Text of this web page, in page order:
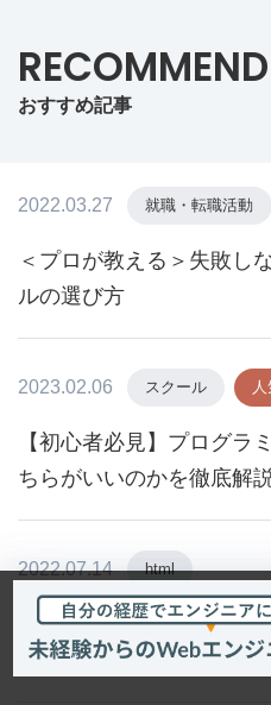
RECOMMEND
おすすめ記事
2022.03.27 就職・転職活動
＜プロが教える＞失敗し
ルの選び方
2023.02.06 スクール
【初心者必見】プログラ
ちらがいいのかを徹底解
2022.07.14 html
HTMLで画像挿入の方法
ンプルコードまで【初心